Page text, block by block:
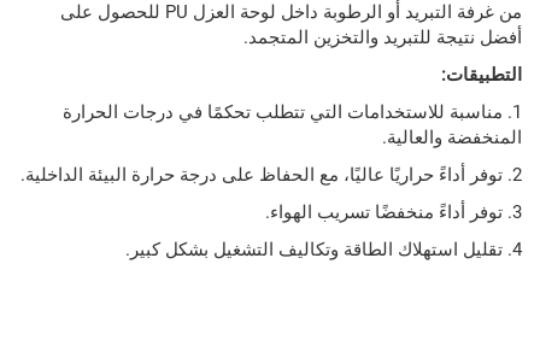
من غرفة التبريد أو الرطوبة داخل لوحة العزل PU للحصول على
للتبريد والتخزين المتجمد.
للاستخدامات التي تتطلب تحكمًا في درجات الحرارة